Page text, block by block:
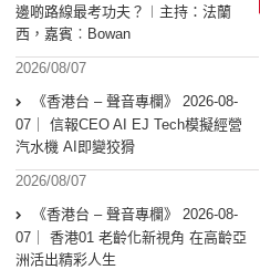
邊啲路線最考功夫？︱主持：法蘭
西，嘉賓︰Bowan
2026/08/07
《香港台 – 聲音專欄》 2026-08-
07｜ 信報CEO AI EJ Tech模擬經營
汽水機 AI即變狡猾
2026/08/07
《香港台 – 聲音專欄》 2026-08-
07｜ 香港01 老齡化新視角 在高齡亞
洲活出精彩人生